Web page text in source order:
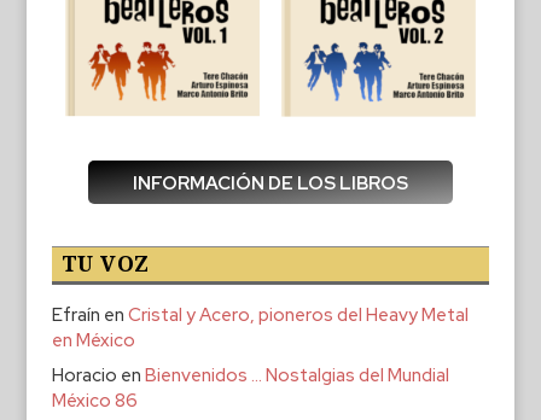
INFORMACIÓN DE LOS LIBROS
TU VOZ
Efraín en Cristal y Acero, pioneros del Heavy Metal
en México
Horacio en Bienvenidos … Nostalgias del Mundial
México 86